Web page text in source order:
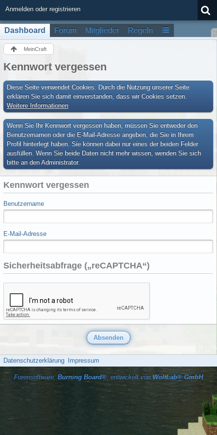
Anmelden oder registrieren
Dashboard Forum Mitglieder Regeln
MeinCraft
Kennwort vergessen
Diese Seite verwendet Cookies. Durch die Nutzung unserer Seite
erklären Sie sich damit einverstanden, dass wir Cookies setzen.
Weitere Informationen
Wenn Sie Ihr Kennwort vergessen haben, müssen Sie entweder den
Benutzernamen oder die E-Mail-Adresse angeben, die Sie in Ihrem
Profil hinterlegt haben. Sie können dabei nur eines der beiden Felder
ausfüllen. Wenn Sie beide Daten nicht mehr wissen, wenden Sie sich
bitte an den Administrator.
Kennwort vergessen
Benutzername
E-Mail-Adresse
Sicherheitsabfrage („reCAPTCHA“)
Datenschutzerklärung Impressum
Forensoftware: Burning Board®, entwickelt von WoltLab® GmbH